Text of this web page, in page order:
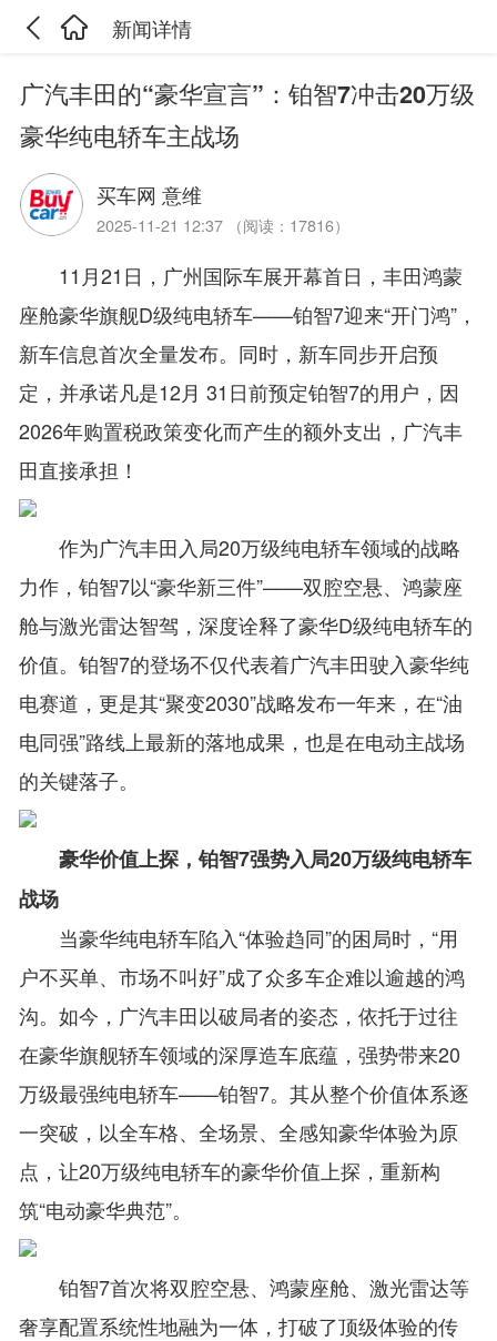
新闻详情
广汽丰田的“豪华宣言”：铂智7冲击20万级
豪华纯电轿车主战场
买车网 意维
2025-11-21 12:37 （阅读：17816）
11月21日，广州国际车展开幕首日，丰田鸿蒙
座舱豪华旗舰D级纯电轿车——铂智7迎来“开门鸿”，
新车信息首次全量发布。同时，新车同步开启预
定，并承诺凡是12月 31日前预定铂智7的用户，因
2026年购置税政策变化而产生的额外支出，广汽丰
田直接承担！
作为广汽丰田入局20万级纯电轿车领域的战略
力作，铂智7以“豪华新三件”——双腔空悬、鸿蒙座
舱与激光雷达智驾，深度诠释了豪华D级纯电轿车的
价值。铂智7的登场不仅代表着广汽丰田驶入豪华纯
电赛道，更是其“聚变2030”战略发布一年来，在“油
电同强”路线上最新的落地成果，也是在电动主战场
的关键落子。
豪华价值上探，铂智7强势入局20万级纯电轿车
战场
当豪华纯电轿车陷入“体验趋同”的困局时，“用
户不买单、市场不叫好”成了众多车企难以逾越的鸿
沟。如今，广汽丰田以破局者的姿态，依托于过往
在豪华旗舰轿车领域的深厚造车底蕴，强势带来20
万级最强纯电轿车——铂智7。其从整个价值体系逐
一突破，以全车格、全场景、全感知豪华体验为原
点，让20万级纯电轿车的豪华价值上探，重新构
筑“电动豪华典范”。
铂智7首次将双腔空悬、鸿蒙座舱、激光雷达等
奢享配置系统性地融为一体，打破了顶级体验的传